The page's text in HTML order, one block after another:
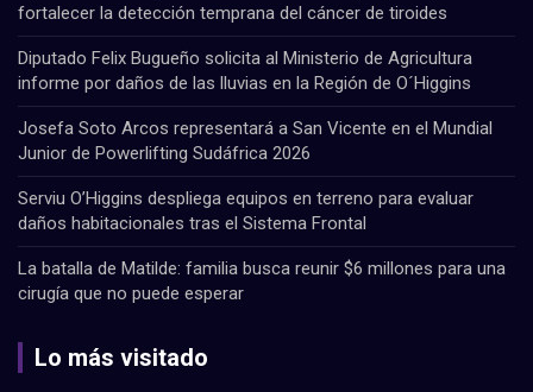
fortalecer la detección temprana del cáncer de tiroides
Diputado Felix Bugueño solicita al Ministerio de Agricultura
informe por daños de las lluvias en la Región de O´Higgins
Josefa Soto Arcos representará a San Vicente en el Mundial
Junior de Powerlifting Sudáfrica 2026
Serviu O’Higgins despliega equipos en terreno para evaluar
daños habitacionales tras el Sistema Frontal
La batalla de Matilde: familia busca reunir $6 millones para una
cirugía que no puede esperar
Lo más visitado